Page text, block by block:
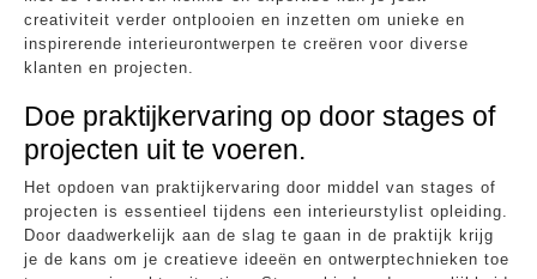
creativiteit verder ontplooien en inzetten om unieke en
inspirerende interieurontwerpen te creëren voor diverse
klanten en projecten.
Doe praktijkervaring op door stages of
projecten uit te voeren.
Het opdoen van praktijkervaring door middel van stages of
projecten is essentieel tijdens een interieurstylist opleiding.
Door daadwerkelijk aan de slag te gaan in de praktijk krijg
je de kans om je creatieve ideeën en ontwerptechnieken toe